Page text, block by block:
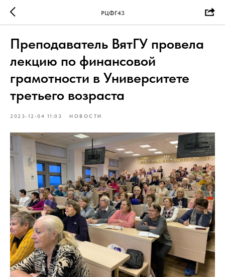
РЦФГ43
Преподаватель ВятГУ провела
лекцию по финансовой
грамотности в Университете
третьего возраста
2023-12-04 11:03 НОВОСТИ